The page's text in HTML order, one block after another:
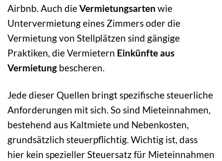
Airbnb. Auch dieVermietungsarten wie
Untervermietung eines Zimmers oder die
Vermietung von Stellplätzen sind gängige
Praktiken, die Vermietern Einkünfte aus
Vermietung bescheren.
Jede dieser Quellen bringt spezifische steuerliche
Anforderungen mit sich. So sind Mieteinnahmen,
bestehend aus Kaltmiete und Nebenkosten,
grundsätzlich steuerpflichtig. Wichtig ist, dass
hier kein spezieller Steuersatz für Mieteinnahmen